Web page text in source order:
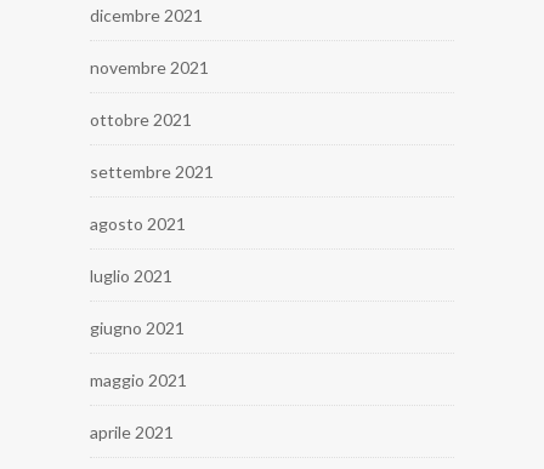
dicembre 2021
novembre 2021
ottobre 2021
settembre 2021
agosto 2021
luglio 2021
giugno 2021
maggio 2021
aprile 2021